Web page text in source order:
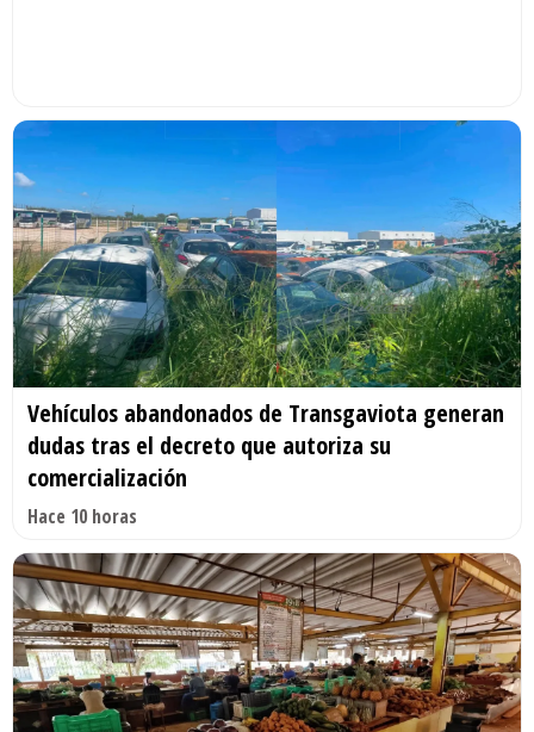
Vehículos abandonados de Transgaviota generan
dudas tras el decreto que autoriza su
comercialización
Hace 10 horas